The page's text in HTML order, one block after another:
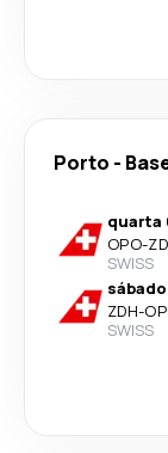
Porto -
quarta
OPO-
SWISS
ZDH-
SWISS